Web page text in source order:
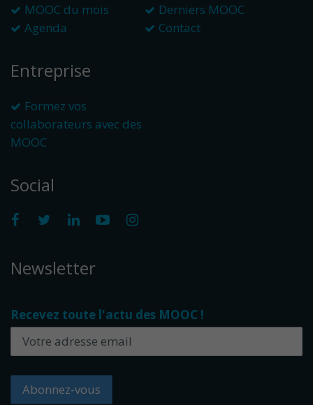
MOOC du mois
Derniers MOOC
Agenda
Contact
Entreprise
Formez vos
collaborateurs avec des
MOOC
Social
Newsletter
Recevez toute l'actu des MOOC !